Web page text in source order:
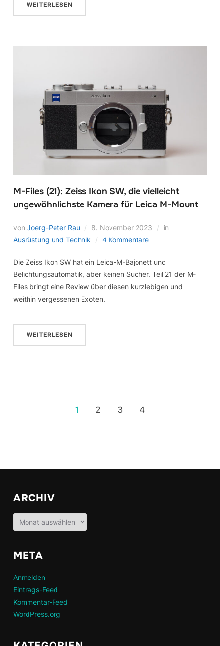
WEITERLESEN
M-Files (21): Zeiss Ikon SW, die vielleicht
ungewöhnlichste Kamera für Leica M-Mount
von Joerg-Peter Rau 8. November 2023
in
Ausrüstung und Technik
4 Kommentare
Die Zeiss Ikon SW hat ein Leica-M-Bajonett und
Belichtungsautomatik, aber keinen Sucher. Teil 21 der M-
Files bringt eine Review über diesen kurzlebigen und
weithin vergessenen Exoten.
WEITERLESEN
1 2 3 4
ARCHIV
Archiv
META
Anmelden
Eintrags-Feed
Kommentar-Feed
WordPress.org